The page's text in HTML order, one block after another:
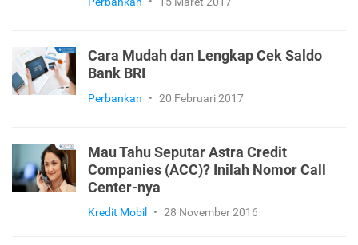
Cara Mudah dan Lengkap Cek Saldo
Bank BRI
Perbankan • 20 Februari 2017
Mau Tahu Seputar Astra Credit
Companies (ACC)? Inilah Nomor Call
Center-nya
Kredit Mobil • 28 November 2016